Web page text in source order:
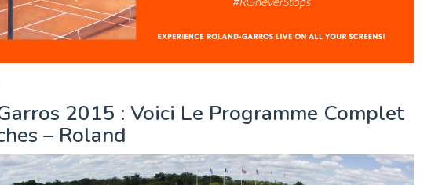
2015 : Voici Le Programme Complet
– Roland